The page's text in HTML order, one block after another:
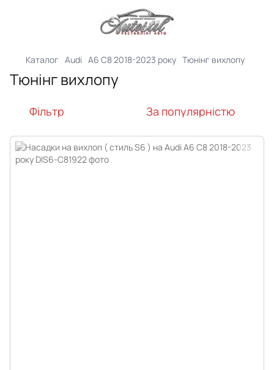
Каталог Audi A6 C8 2018-2023 року Тюнінг вихлопу
Тюнінг вихлопу
Фільтр За популярністю